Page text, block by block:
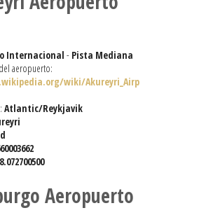
Internacional - Pista Mediana
aeropuerto:
wiki/Akureyri_Airp
Atlantic/Reykjavik
Aeropuerto